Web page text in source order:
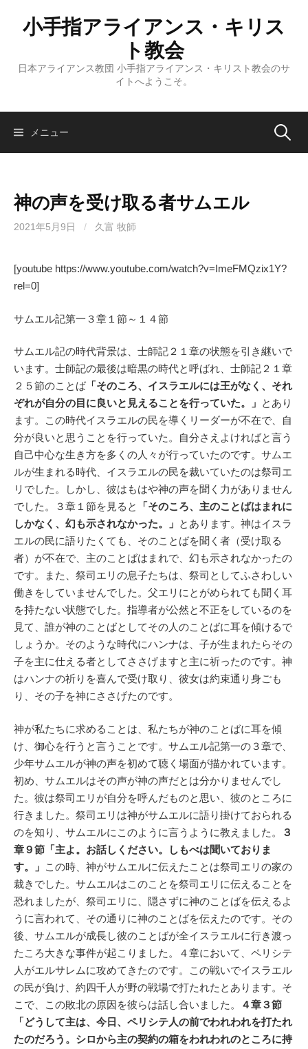
ス
小手指アライアンス・キリス
ト教会
日本アライアンス教団 小手指アライアンス・キリスト教会のサ
イトへようこそ。
メニュー 検
神の声を受け取る者サムエル
2021年5月9日 / 久富 牧師
[youtube https://www.youtube.com/watch?v=ImeFMQzix1Y?
rel=0]
サムエル記第一３章１節～１４節
サムエル記の時代背景は、士師記２１章の状態を引き継いで
います。士師記の最後は暗黒の時代と呼ばれ、士師記２１章
２５節のことば「そのころ、イスラエルには王がなく、それ
ぞれが自分の目に良いと見えることを行っていた。」 とあり
ます。この時代イスラエルの民を導くリーダーが不在で、自
分が良いと思うことを行っていた。自分さえよければと言う
自己中心な生き方を多くの人々が行っていたのです。サムエ
ルが生まれる時代、イスラエルの民を裁いていたのは祭司エ
リでした。しかし、彼はもはや神の声を聞く力がありません
でした。３章１節を見ると
「そのころ、主のことばはまれに
しかなく、幻も示されなかった。」 とあります。神はイスラ
エルの民に語りたくても、そのことばを聞く者（受け取る
者）が不在で、主のことばはまれで、幻も示されなかったの
です。また、祭司エリの息子たちは、祭司としてふさわしい
働きをしていませんでした。父エリにとがめられても聞く耳
を持たない状態でした。指導者が公然と不正をしているのを
見て、誰が神のことばとしてその人のことばに耳を傾けるで
しょうか。そのような時代にハンナは、子が生まれたらその
子を主に仕える者としてささげますと主に祈ったのです。神
はハンナの祈りを喜んで受け取り、彼女は約束通り身ごも
り、その子を神にささげたのです。
神が私たちに求めることは、私たちが神のことばに耳を傾
け、御心を行うと言うことです。サムエル記第一の３章で、
少年サムエルが神の声を初めて聴く場面が描かれています。
初め、サムエルはその声が神の声だとは分かりませんでし
た。彼は祭司エリが自分を呼んだものと思い、彼のところに
行きました。祭司エリは神がサムエルに語り掛けておられる
のを知り、サムエルにこのように言うように教えました。
３
章９節「主よ。お話しください。しもべは聞いておりま
す。」 この時、神がサムエルに伝えたことは祭司エリの家の
裁きでした。サムエルはこのことを祭司エリに伝えることを
恐れましたが、祭司エリに、隠さずに神のことばを伝えるよ
うに言われて、その通りに神のことばを伝えたのです。その
後、サムエルが成長し彼のことばが全イスラエルに行き渡っ
たころ大きな事件が起こりました。４章において、ペリシテ
人がエルサレムに攻めてきたのです。この戦いでイスラエル
の民が負け、約四千人が野の戦場で打たれたとあります。そ
こで、この敗北の原因を彼らは話し合いました。
４章３節
「どうして主は、今日、ペリシテ人の前でわれわれを打たれ
たのだろう。シロから主の契約の箱をわれわれのところに持